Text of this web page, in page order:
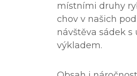
místními druhy
chov v našich
návštěva sádek
výkladem.